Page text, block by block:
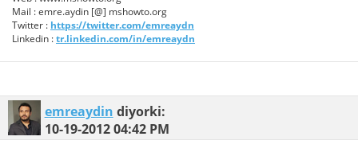
Mail : emre.aydin [@] mshowto.org
Twitter : https://twitter.com/emreaydn
Linkedin :tr.linkedin.com/in/emreaydn
emreaydin diyorki:
10-19-201204:42 PM